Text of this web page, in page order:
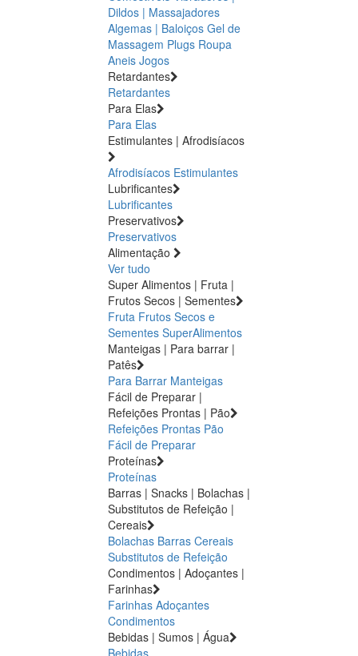
Dildos | Massajadores
Algemas | Baloiços Gel de
Massagem Plugs Roupa
Aneis Jogos
Retardantes
Retardantes
Para Elas
Para Elas
Estimulantes | Afrodisíacos
Afrodisíacos Estimulantes
Lubrificantes
Lubrificantes
Preservativos
Preservativos
Alimentação
Ver tudo
Super Alimentos | Fruta |
Frutos Secos | Sementes
Fruta Frutos Secos e
Sementes SuperAlimentos
Manteigas | Para barrar |
Patês
Para Barrar Manteigas
Fácil de Preparar |
Refeições Prontas | Pão
Refeições Prontas Pão
Fácil de Preparar
Proteínas
Proteínas
Barras | Snacks | Bolachas |
Substitutos de Refeição |
Cereais
Bolachas Barras Cereais
Substitutos de Refeição
Condimentos | Adoçantes |
Farinhas
Farinhas Adoçantes
Condimentos
Bebidas | Sumos | Água
Bebidas